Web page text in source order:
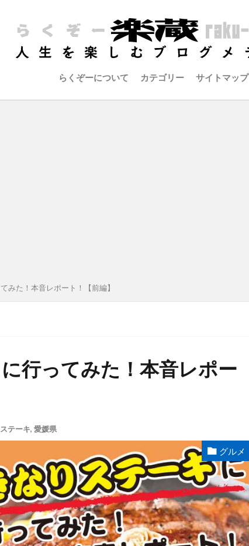
らくぞーについて カテゴリー サイトマップ
みた！本音レポート！【前編】
行ってみた！本音レポー
テーキ, 愛媛県
グルメ